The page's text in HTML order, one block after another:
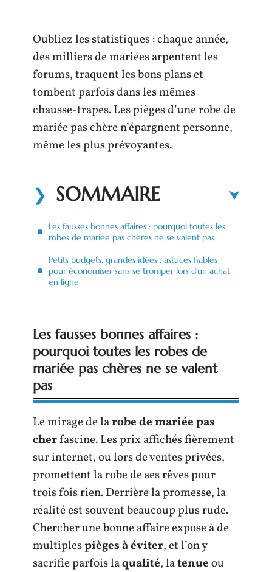
Oubliez les statistiques : chaque année,
des milliers de mariées arpentent les
forums, traquent les bons plans et
tombent parfois dans les mêmes
chausse-trapes. Les pièges d’une robe de
mariée pas chère n’épargnent personne,
même les plus prévoyantes.
SOMMAIRE
Les fausses bonnes affaires : pourquoi toutes les
robes de mariée pas chères ne se valent pas
Petits budgets, grandes idées : astuces fiables
pour économiser sans se tromper lors d’un achat
en ligne
Les fausses bonnes affaires :
pourquoi toutes les robes de
mariée pas chères ne se valent
pas
Le mirage de larobe de mariée pas
cherfascine. Les prix affichés fièrement
sur internet, ou lors de ventes privées,
promettent la robe de ses rêves pour
trois fois rien. Derrière la promesse, la
réalité est souvent beaucoup plus rude.
Chercher une bonne affaire expose à de
multiplespièges à éviter, et l’on y
sacrifie parfois laqualité, latenueou